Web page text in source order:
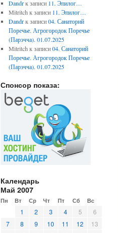
Dandrк записи 11. Эпилог…
Mitritch к записи 11. Эпилог…
Dandrк записи04. Санаторий
Поречье. Агрогородок Поречье
(Парэчча). 01.07.2025
Mitritch к записи04. Санаторий
Поречье. Агрогородок Поречье
(Парэчча). 01.07.2025
Спонсор показа:
Календарь
Май 2007
Пн Вт Ср Чт Пт Сб Вс
1 2 3 4 5
6
7
8 9 10 11 12
13